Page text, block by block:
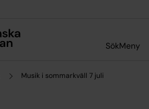
SökMeny
Musik i sommarkväll 7 juli